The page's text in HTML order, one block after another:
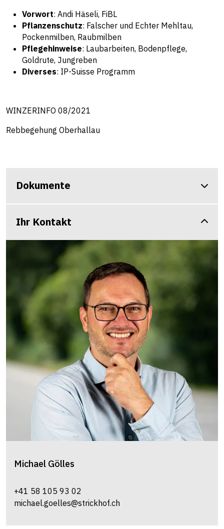
Vorwort: Andi Häseli, FiBL
Pflanzenschutz: Falscher und Echter Mehltau,
Pockenmilben, Raubmilben
Pflegehinweise: Laubarbeiten, Bodenpflege,
Goldrute, Jungreben
Diverses: IP-Suisse Programm
WINZERINFO 08/2021
Rebbegehung Oberhallau
Dokumente
Ihr Kontakt
Michael Gölles
+41 58 105 93 02
michael.goelles@strickhof.ch